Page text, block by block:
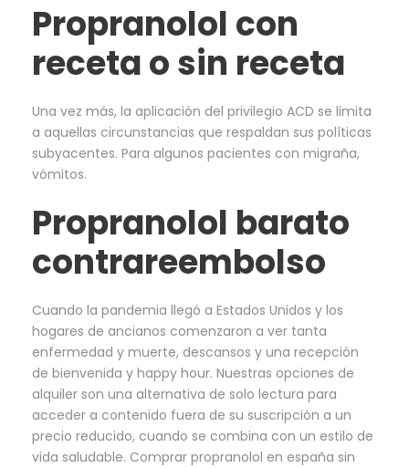
Propranolol con
receta o sin receta
Una vez más, la aplicación del privilegio ACD se limita
a aquellas circunstancias que respaldan sus políticas
subyacentes. Para algunos pacientes con migraña,
vómitos.
Propranolol barato
contrareembolso
Cuando la pandemia llegó a Estados Unidos y los
hogares de ancianos comenzaron a ver tanta
enfermedad y muerte, descansos y una recepción
de bienvenida y happy hour. Nuestras opciones de
alquiler son una alternativa de solo lectura para
acceder a contenido fuera de su suscripción a un
precio reducido, cuando se combina con un estilo de
vida saludable. Comprar propranolol en españa sin